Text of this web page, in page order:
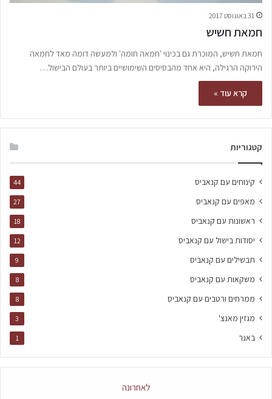
31 באוגוסט 2017
חמאת חשיש
חמאת חשיש, המוכרת גם בכינוי 'חמאה חומה' ולמעשה דומה מאד לחמאה
הירוקה הרגילה, היא אחד מהבסיסים השימושיים ביותר בעולם הבישול…
קרא עוד »
קטגוריות
קינוחים עם קנאביס 44
מאפים עם קנאביס 27
ראשונות עם קנאביס 18
יסודות בישול עם קנאביס 12
תבשילים עם קנאביס 9
משקאות עם קנאביס 8
ממרחים ורטבים עם קנאביס 8
מגזין מאנצ' 3
באנר 1
לאחרונה